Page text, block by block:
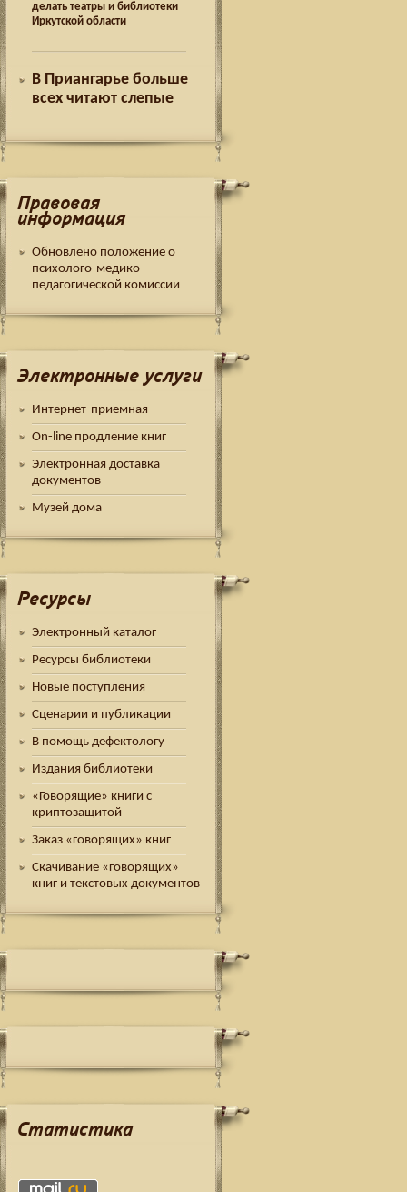
делать театры и библиотеки
Иркутской области
В Приангарье больше
всех читают слепые
Правовая
информация
Обновлено положение о
психолого-медико-
педагогической комиссии
Электронные услуги
Интернет-приемная
On-line продление книг
Электронная доставка
документов
Музей дома
Ресурсы
Электронный каталог
Ресурсы библиотеки
Новые поступления
Сценарии и публикации
В помощь дефектологу
Издания библиотеки
«Говорящие» книги с
криптозащитой
Заказ «говорящих» книг
Скачивание «говорящих»
книг и текстовых документов
Статистика